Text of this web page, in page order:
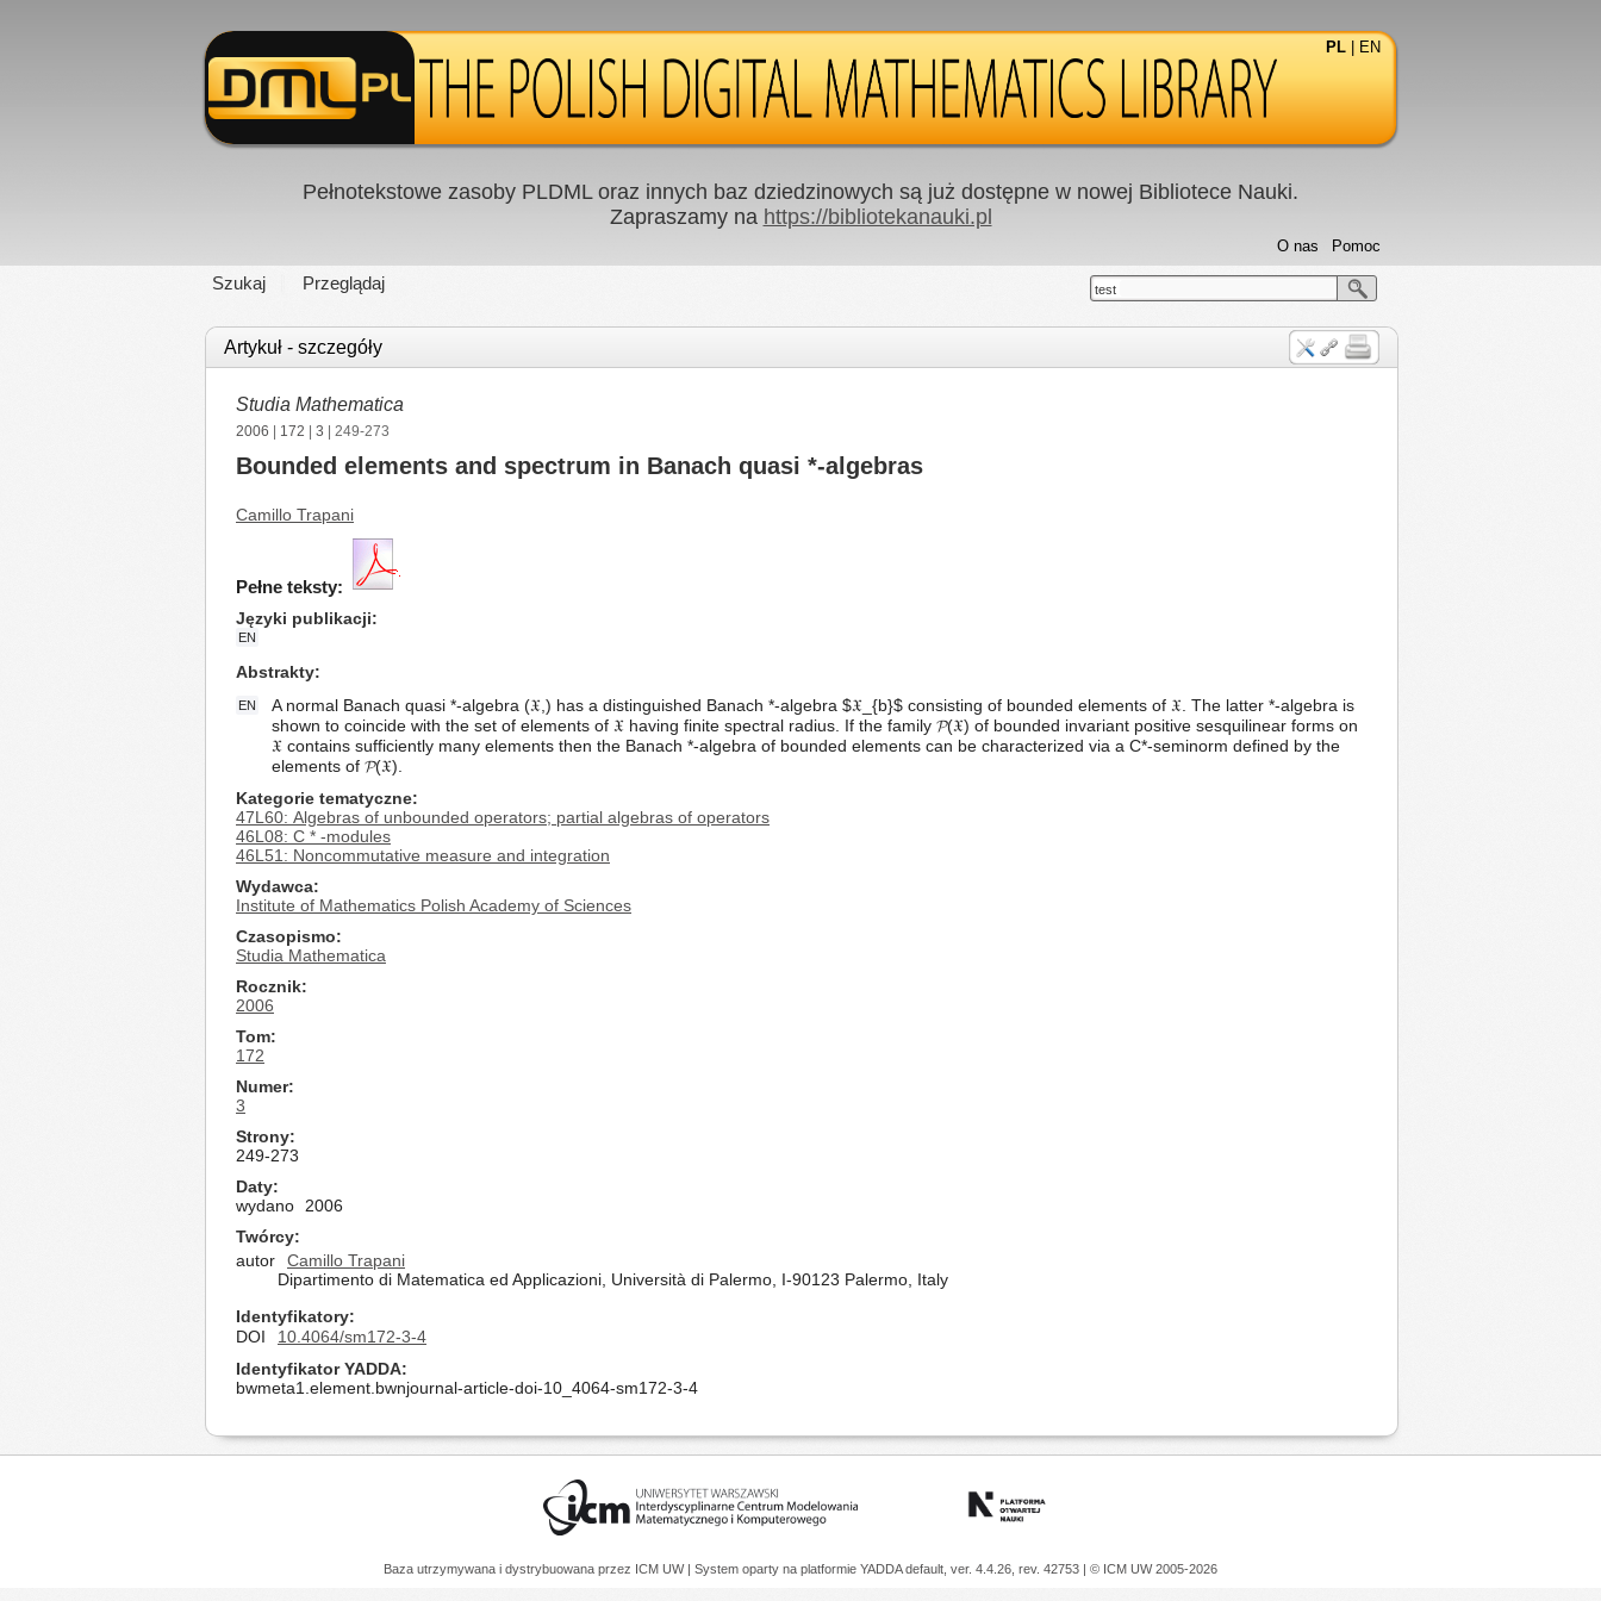
PL EN
Pełnotekstowe zasoby PLDML oraz innych baz dziedzinowych są już dostępne w nowej Bibliotece Nauki.
Zapraszamy na https://bibliotekanauki.pl
Szukaj Przeglądaj
Pomoc
O nas
test
Artykuł - szczegóły
Studia Mathematica
2006 172 3 | 249-273
Bounded elements and spectrum in Banach quasi *-algebras
Camillo Trapani
Pełne teksty:
Języki publikacji
EN
Abstrakty
EN
A normal Banach quasi *-algebra (𝔛,) has a distinguished Banach *-algebra $𝔛_{b}$ consisting of bounded elements of 𝔛. The latter *-algebra is
shown to coincide with the set of elements of 𝔛 having finite spectral radius. If the family 𝓟(𝔛) of bounded invariant positive sesquilinear forms on
𝔛 contains sufficiently many elements then the Banach *-algebra of bounded elements can be characterized via a C*-seminorm defined by the
elements of 𝓟(𝔛).
Kategorie tematyczne
47L60: Algebras of unbounded operators; partial algebras of operators
46L08: C * -modules
46L51: Noncommutative measure and integration
Wydawca
Institute of Mathematics Polish Academy of Sciences
Czasopismo
Studia Mathematica
Rocznik
2006
Tom
172
Numer
3
Strony
249-273
Daty
wydano
2006
Twórcy
autor
Camillo Trapani
Dipartimento di Matematica ed Applicazioni, Università di Palermo, I-90123 Palermo, Italy
Identyfikatory
DOI
10.4064/sm172-3-4
Identyfikator YADDA
bwmeta1.element.bwnjournal-article-doi-10_4064-sm172-3-4
Baza utrzymywana i dystrybuowana przez ICM UW | System oparty na platformie YADDAdefault, ver. 4.4.26, rev. 42753 | © ICM UW 2005-2026